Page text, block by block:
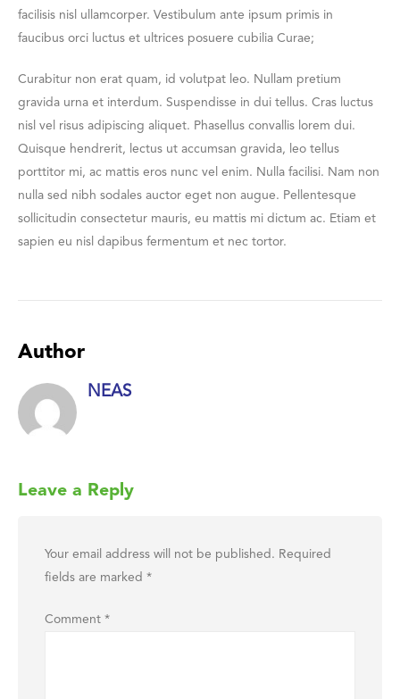
facilisis nisl ullamcorper. Vestibulum ante ipsum primis in
faucibus orci luctus et ultrices posuere cubilia Curae;
Curabitur non erat quam, id volutpat leo. Nullam pretium
gravida urna et interdum. Suspendisse in dui tellus. Cras luctus
nisl vel risus adipiscing aliquet. Phasellus convallis lorem dui.
Quisque hendrerit, lectus ut accumsan gravida, leo tellus
porttitor mi, ac mattis eros nunc vel enim. Nulla facilisi. Nam non
nulla sed nibh sodales auctor eget non augue. Pellentesque
sollicitudin consectetur mauris, eu mattis mi dictum ac. Etiam et
sapien eu nisl dapibus fermentum et nec tortor.
Author
NEAS
Leave a Reply
Your email address will not be published. Required
fields are marked *
Comment *